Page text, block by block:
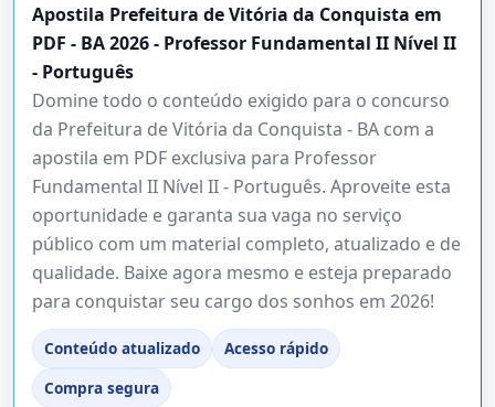
Apostila Prefeitura de Vitória da Conquista em
PDF - BA 2026 - Professor Fundamental II Nível II
- Português
Domine todo o conteúdo exigido para o concurso
da Prefeitura de Vitória da Conquista - BA com a
apostila em PDF exclusiva para Professor
Fundamental II Nível II - Português. Aproveite esta
oportunidade e garanta sua vaga no serviço
público com um material completo, atualizado e de
qualidade. Baixe agora mesmo e esteja preparado
para conquistar seu cargo dos sonhos em 2026!
Conteúdo atualizado
Acesso rápido
Compra segura